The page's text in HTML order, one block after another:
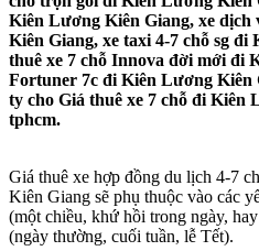
Kiên Lương Kiên Giang, xe
Kiên Giang, xe taxi 4-7 chỗ sg
thuê xe 7 chỗ Innova đời mới đi
Fortuner 7c đi Kiên Lương Kiên
ty cho Giá thuê xe 7 chỗ đi Kiên
tphcm.
Giá thuê xe hợp đồng du lịch 4-7
Kiên Giang sẽ phụ thuộc vào các
(một chiều, khứ hồi trong ngày,
(ngày thường, cuối tuần, lễ Tết).